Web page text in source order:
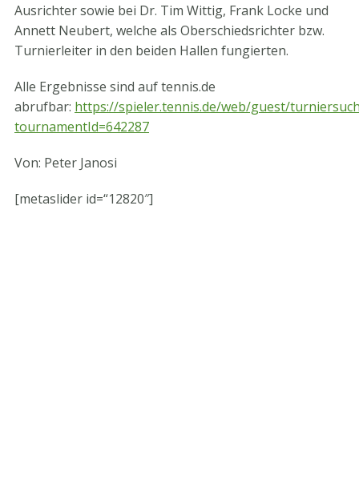
Ausrichter sowie bei Dr. Tim Wittig, Frank Locke und
Annett Neubert, welche als Oberschiedsrichter bzw.
Turnierleiter in den beiden Hallen fungierten.
Alle Ergebnisse sind auf tennis.de
abrufbar: https://spieler.tennis.de/web/guest/
tournamentId=642287
Von: Peter Janosi
[metaslider id=“12820″]